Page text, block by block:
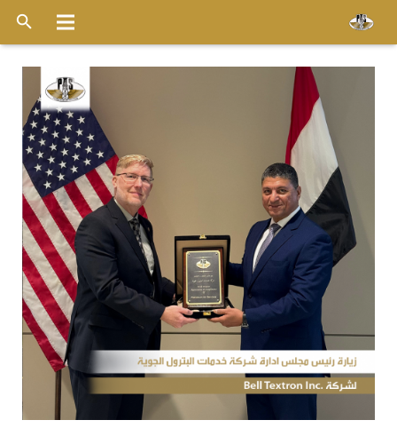
الرئيسية
عن الشركة
الاسطول
قواعد التشغيل
اخر الأخبار
أتصل بنا